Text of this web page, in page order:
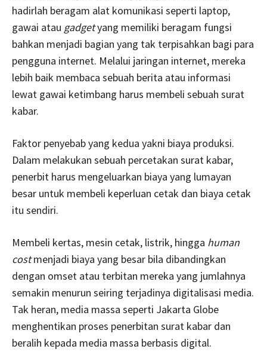
hadirlah beragam alat komunikasi seperti laptop,
gawai atau gadgetyang memiliki beragam fungsi
bahkan menjadi bagian yang tak terpisahkan bagi para
pengguna internet. Melalui jaringan internet, mereka
lebih baik membaca sebuah berita atau informasi
lewat gawai ketimbang harus membeli sebuah surat
kabar.
Faktor penyebab yang kedua yakni biaya produksi.
Dalam melakukan sebuah percetakan surat kabar,
penerbit harus mengeluarkan biaya yang lumayan
besar untuk membeli keperluan cetak dan biaya cetak
itu sendiri.
Membeli kertas, mesin cetak, listrik, hingga human
costmenjadi biaya yang besar bila dibandingkan
dengan omset atau terbitan mereka yang jumlahnya
semakin menurun seiring terjadinya digitalisasi media.
Tak heran, media massa seperti Jakarta Globe
menghentikan proses penerbitan surat kabar dan
beralih kepada media massa berbasis digital.